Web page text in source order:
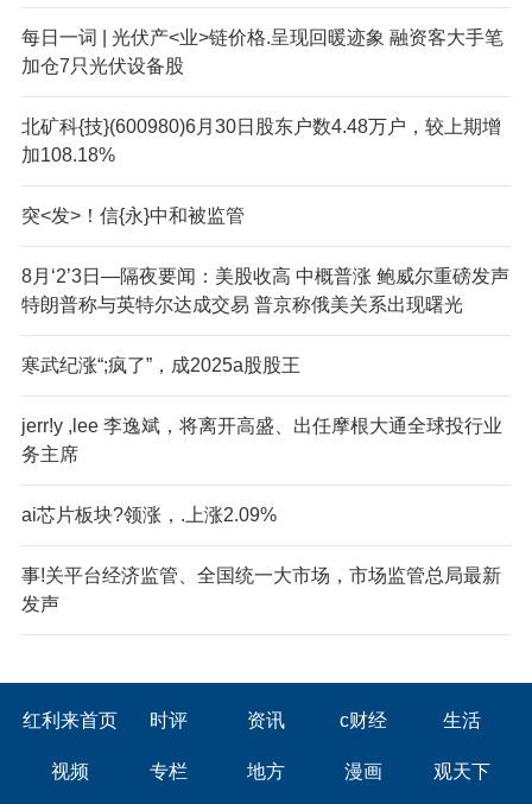
每日一词 | 光伏产<业>链价格.呈现回暖迹象 融资客大手笔
加仓7只光伏设备股
北矿科{技}(600980)6月30日股东户数4.48万户，较上期增
加108.18%
突<发>！信{永}中和被监管
8月‘2’3日—隔夜要闻：美股收高 中概普涨 鲍威尔重磅发声
特朗普称与英特尔达成交易 普京称俄美关系出现曙光
寒武纪涨“;疯了”，成2025a股股王
jerr!y ,lee 李逸斌，将离开高盛、出任摩根大通全球投行业
务主席
ai芯片板块?领涨，.上涨2.09%
事!关平台经济监管、全国统一大市场，市场监管总局最新
发声
红利来首页 时评 资讯 c财经 生活
视频 专栏 地方 漫画 观天下